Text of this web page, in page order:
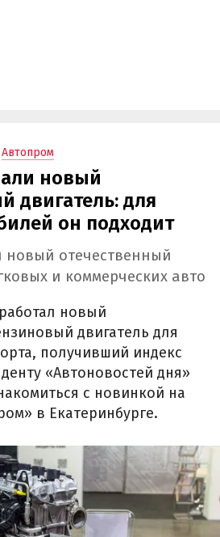
Автопром
новый
двигатель: для
он подходит
новый отечественный
и коммерческих авто
новый
двигатель для
получивший индекс
«Автоновостей дня»
с новинкой на
в Екатеринбурге.